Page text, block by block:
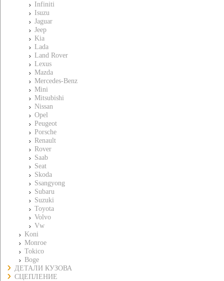
Infiniti
Isuzu
Jaguar
Jeep
Kia
Lada
Land Rover
Lexus
Mazda
Mercedes-Benz
Mini
Mitsubishi
Nissan
Opel
Peugeot
Porsche
Renault
Rover
Saab
Seat
Skoda
Ssangyong
Subaru
Suzuki
Toyota
Volvo
Vw
Koni
Monroe
Tokico
Boge
ДЕТАЛИ КУЗОВА
СЦЕПЛЕНИЕ